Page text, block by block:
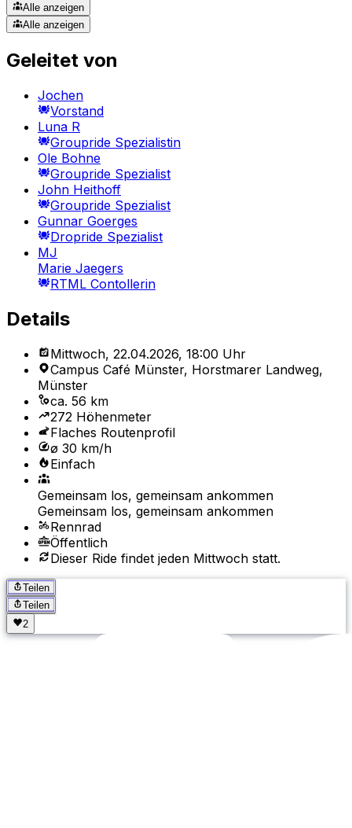
Alle anzeigen
Alle anzeigen
Geleitet von
Jochen
Vorstand
Luna R
Groupride Spezialistin
Ole Bohne
Groupride Spezialist
John Heithoff
Groupride Spezialist
Gunnar Goerges
Dropride Spezialist
MJ
Marie Jaegers
RTML Contollerin
Details
Mittwoch, 22.04.2026, 18:00 Uhr
Campus Café Münster, Horstmarer Landweg,
Münster
ca. 56 km
272 Höhenmeter
Flaches Routenprofil
ø 30 km/h
Einfach
Gemeinsam los, gemeinsam ankommen
Gemeinsam los, gemeinsam ankommen
Rennrad
Öffentlich
Dieser Ride findet jeden Mittwoch statt.
Teilen
Teilen